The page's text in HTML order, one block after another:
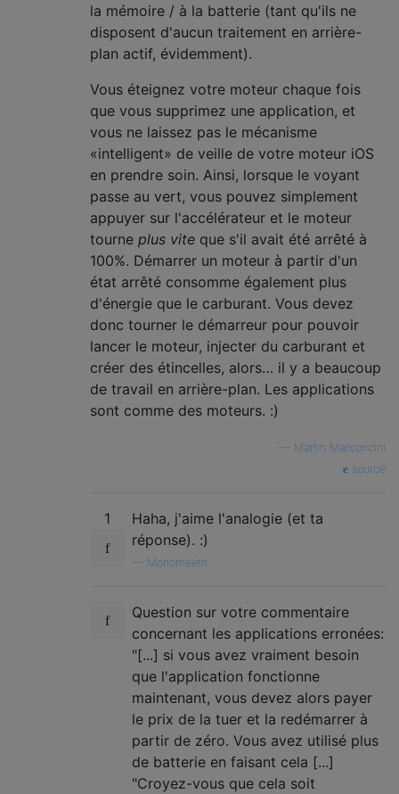
la mémoire / à la batterie (tant qu'ils ne
disposent d'aucun traitement en arrière-
plan actif, évidemment).
Vous éteignez votre moteur chaque fois
que vous supprimez une application, et
vous ne laissez pas le mécanisme
«intelligent» de veille de votre moteur iOS
en prendre soin. Ainsi, lorsque le voyant
passe au vert, vous pouvez simplement
appuyer sur l'accélérateur et le moteur
tourne plus vite que s'il avait été arrêté à
100%. Démarrer un moteur à partir d'un
état arrêté consomme également plus
d'énergie que le carburant. Vous devez
donc tourner le démarreur pour pouvoir
lancer le moteur, injecter du carburant et
créer des étincelles, alors… il y a beaucoup
de travail en arrière-plan. Les applications
sont comme des moteurs. :)
Martin Marconcini
source
1
Haha, j'aime l'analogie (et ta
réponse). :)
Monomeeth
Question sur votre commentaire
concernant les applications erronées:
"[...] si vous avez vraiment besoin
que l'application fonctionne
maintenant, vous devez alors payer
le prix de la tuer et la redémarrer à
partir de zéro. Vous avez utilisé plus
de batterie en faisant cela [...]
"Croyez-vous que cela soit